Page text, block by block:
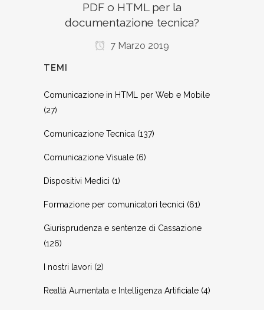
PDF o HTML per la
documentazione tecnica?
7 Marzo 2019
TEMI
Comunicazione in HTML per Web e Mobile
(27)
Comunicazione Tecnica (137)
Comunicazione Visuale (6)
Dispositivi Medici (1)
Formazione per comunicatori tecnici (61)
Giurisprudenza e sentenze di Cassazione
(126)
I nostri lavori (2)
Realtà Aumentata e Intelligenza Artificiale (4)